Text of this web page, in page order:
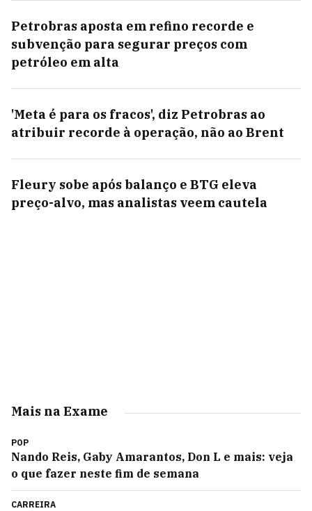
Petrobras aposta em refino recorde e
subvenção para segurar preços com
petróleo em alta
'Meta é para os fracos', diz Petrobras ao
atribuir recorde à operação, não ao Brent
Fleury sobe após balanço e BTG eleva
preço-alvo, mas analistas veem cautela
Mais na Exame
POP
Nando Reis, Gaby Amarantos, Don L e mais: veja
o que fazer neste fim de semana
CARREIRA